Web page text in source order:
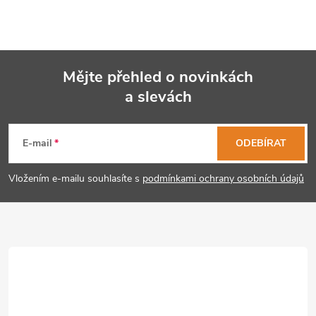
y
ý
p
p
Mějte přehled o novinkách
a slevách
E-mail
Vložením e-mailu souhlasíte s podmínkami ochrany osobních údajů
ODEBÍRAT